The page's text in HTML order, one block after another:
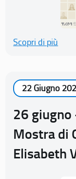
Scopri di più
22 Giugno
26 giugno
Mostra di
Elisabeth